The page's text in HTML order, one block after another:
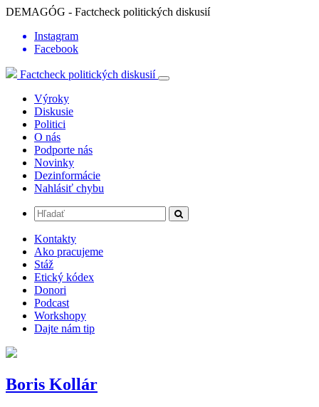
DEMAGÓG - Factcheck politických diskusií
Instagram
Facebook
Factcheck politických diskusií
Výroky
Diskusie
Politici
O nás
Podporte nás
Novinky
Dezinformácie
Nahlásiť chybu
Kontakty
Ako pracujeme
Stáž
Etický kódex
Donori
Podcast
Workshopy
Dajte nám tip
Boris Kollár